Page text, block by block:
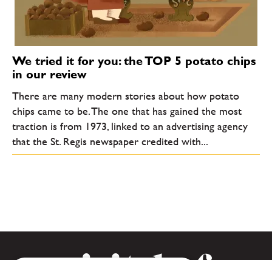
We tried it for you: the TOP 5 potato chips
in our review
There are many modern stories about how potato
chips came to be. The one that has gained the most
traction is from 1973, linked to an advertising agency
that the St. Regis newspaper credited with...